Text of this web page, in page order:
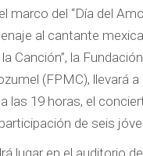
marco del “Día del
al cantante
la Canción”, la
(FPMC), llevará
las 19 horas, el
de seis
lugar en el auditorio